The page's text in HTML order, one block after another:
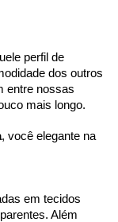
perfil de
dos outros
entre nossas
mais longo.
, você elegante na
em tecidos
Além